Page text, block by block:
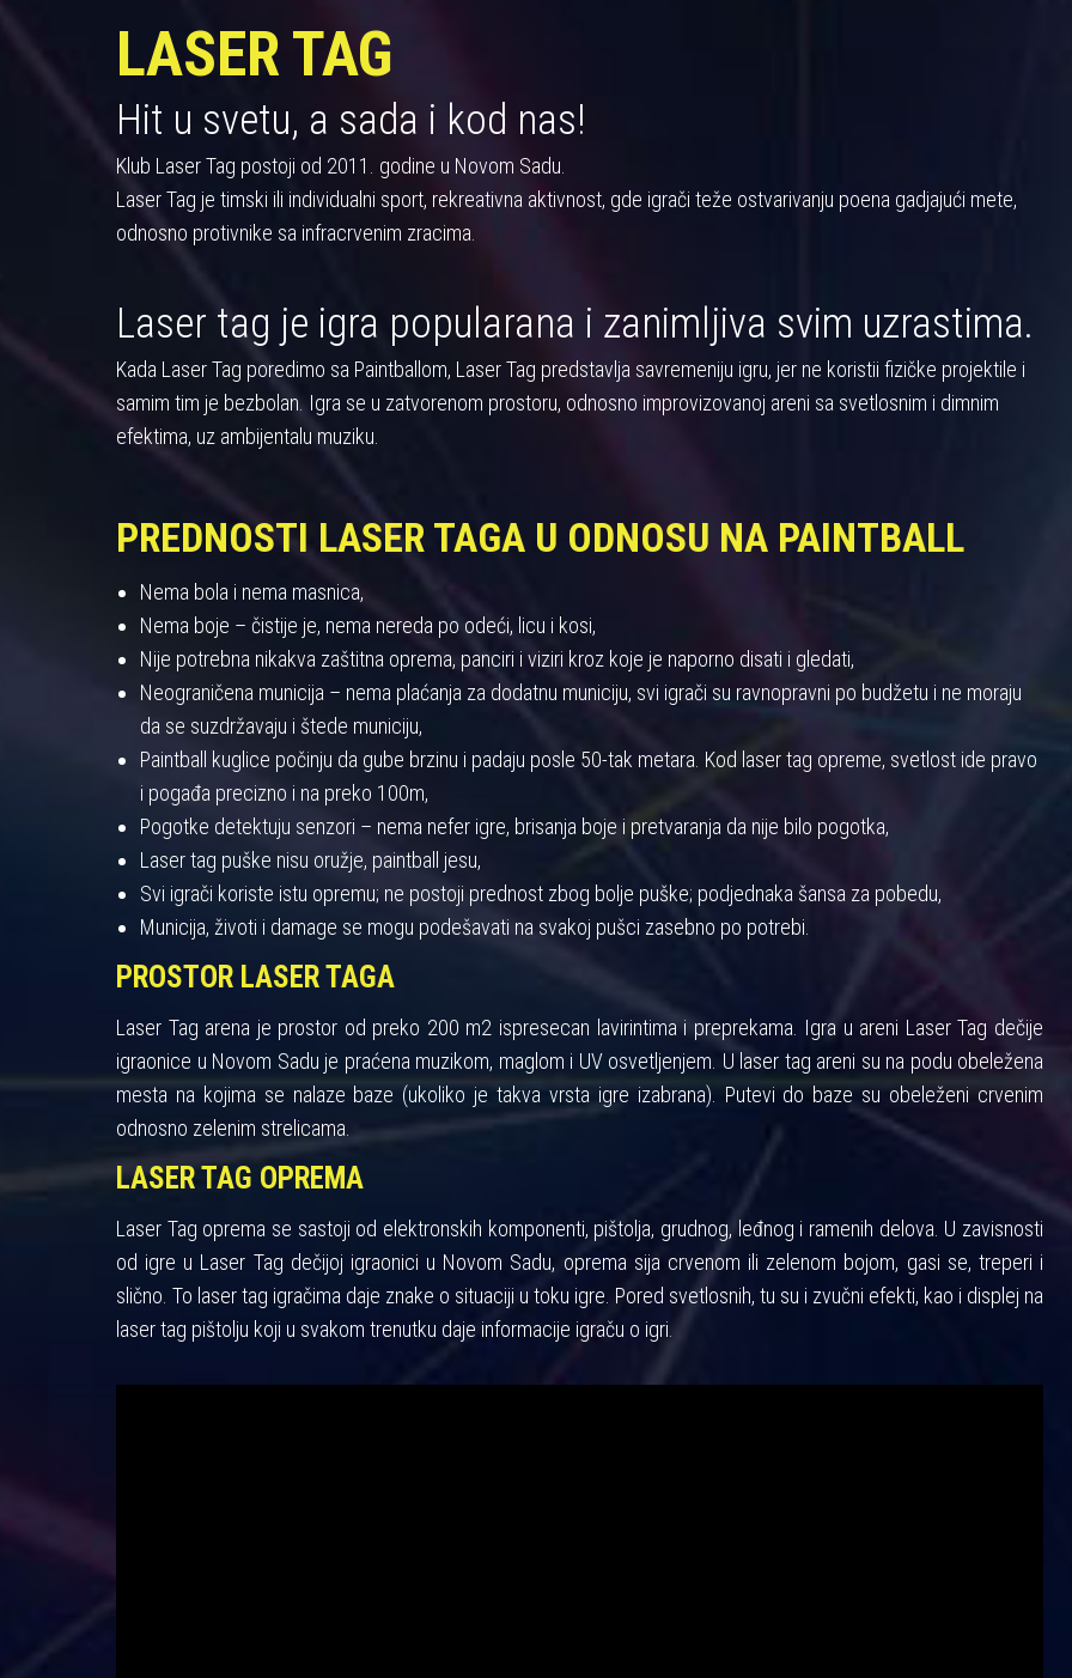
LASER TAG
Hit u svetu, a sada i kod nas!
Klub Laser Tag postoji od 2011. godine u Novom Sadu.
Laser Tag je timski ili individualni sport, rekreativna aktivnost, gde igrači teže ostvarivanju poena gadjajući mete,
odnosno protivnike sa infracrvenim zracima.
Laser tag je igra popularana i zanimljiva svim uzrastima.
Kada Laser Tag poredimo sa Paintballom, Laser Tag predstavlja savremeniju igru, jer ne koristii fizičke projektile i
samim tim je bezbolan. Igra se u zatvorenom prostoru, odnosno improvizovanoj areni sa svetlosnim i dimnim
efektima, uz ambijentalu muziku.
PREDNOSTI LASER TAGA U ODNOSU NA PAINTBALL
Nema bola i nema masnica,
Nema boje – čistije je, nema nereda po odeći, licu i kosi,
Nije potrebna nikakva zaštitna oprema, panciri i viziri kroz koje je naporno disati i gledati,
Neograničena municija – nema plaćanja za dodatnu municiju, svi igrači su ravnopravni po budžetu i ne moraju
da se suzdržavaju i štede municiju,
Paintball kuglice počinju da gube brzinu i padaju posle 50-tak metara. Kod laser tag opreme, svetlost ide pravo
i pogađa precizno i na preko 100m,
Pogotke detektuju senzori – nema nefer igre, brisanja boje i pretvaranja da nije bilo pogotka,
Laser tag puške nisu oružje, paintball jesu,
Svi igrači koriste istu opremu; ne postoji prednost zbog bolje puške; podjednaka šansa za pobedu,
Municija, životi i damage se mogu podešavati na svakoj pušci zasebno po potrebi.
PROSTOR LASER TAGA
Laser Tag arena je prostor od preko 200 m2 ispresecan lavirintima i preprekama. Igra u areni Laser Tag dečije
igraonice u Novom Sadu je praćena muzikom, maglom i UV osvetljenjem. U laser tag areni su na podu obeležena
mesta na kojima se nalaze baze (ukoliko je takva vrsta igre izabrana). Putevi do baze su obeleženi crvenim
odnosno zelenim strelicama.
LASER TAG OPREMA
Laser Tag oprema se sastoji od elektronskih komponenti, pištolja, grudnog, leđnog i ramenih delova. U zavisnosti
od igre u Laser Tag dečijoj igraonici u Novom Sadu, oprema sija crvenom ili zelenom bojom, gasi se, treperi i
slično. To laser tag igračima daje znake o situaciji u toku igre. Pored svetlosnih, tu su i zvučni efekti, kao i displej na
laser tag pištolju koji u svakom trenutku daje informacije igraču o igri.